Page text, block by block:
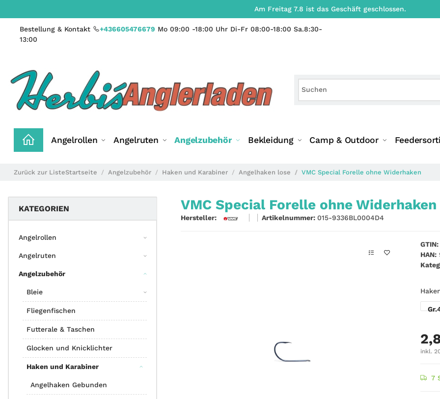
Am Freitag 7.8 ist das Geschäft geschlossen.
Bestellung & Kontakt +436605476679 Mo 09:00 -18:00 Uhr Di-Fr 08:00-18:00 Sa.8:30-
13:00
Angelrollen Angelruten Angelzubehör Bekleidung Camp & Outdoor
Zurück zur ListeStartseite Angelzubehör Haken und Karabiner Angelhaken lose VMC Special Forelle ohne Widerhaken
VMC Special Forelle ohne Widerhaken
Hersteller: Artikelnummer: 015-9336BL0004D4
GTIN:
HAN:
inkl.
7
KATEGORIEN
Angelrollen
Angelruten
Angelzubehör
Bleie
Fliegenfischen
Futterale & Taschen
Glocken und Knicklichter
Haken und Karabiner
Angelhaken Gebunden